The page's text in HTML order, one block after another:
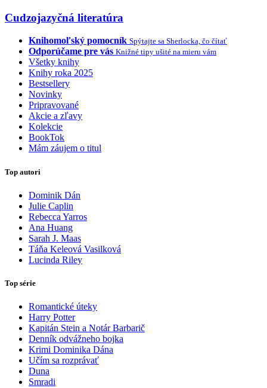
Cudzojazyčná literatúra
Knihomoľský pomocník Spýtajte sa Sherlocka, čo čítať
Odporúčame pre vás Knižné tipy ušité na mieru vám
Všetky knihy
Knihy roka 2025
Bestsellery
Novinky
Pripravované
Akcie a zľavy
Kolekcie
BookTok
Mám záujem o titul
Top autori
Dominik Dán
Julie Caplin
Rebecca Yarros
Ana Huang
Sarah J. Maas
Táňa Keleová Vasilková
Lucinda Riley
Top série
Romantické úteky
Harry Potter
Kapitán Stein a Notár Barbarič
Denník odvážneho bojka
Krimi Dominika Dána
Učím sa rozprávať
Duna
Smradi